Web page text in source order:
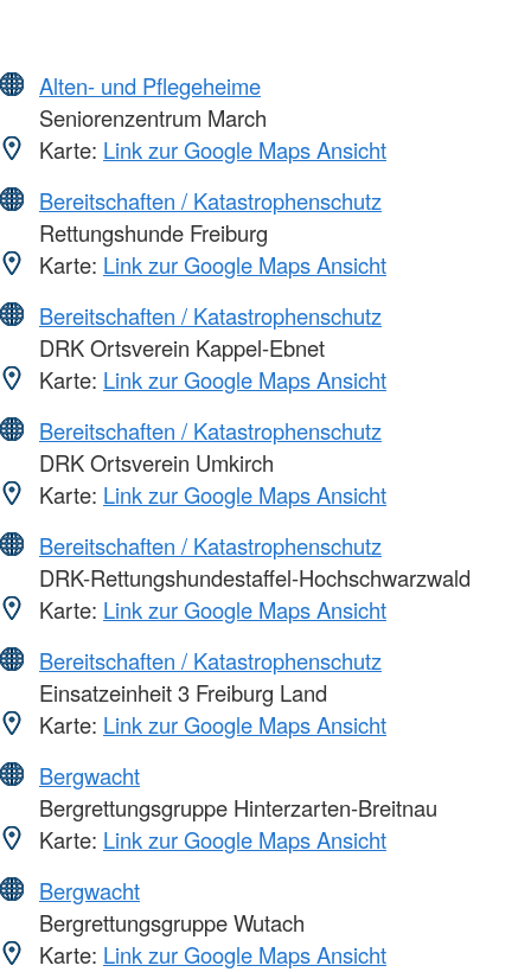
Alten- und Pflegeheime
Seniorenzentrum March
Karte: Link zur Google Maps Ansicht
Bereitschaften / Katastrophenschutz
Rettungshunde Freiburg
Karte: Link zur Google Maps Ansicht
Bereitschaften / Katastrophenschutz
DRK Ortsverein Kappel-Ebnet
Karte: Link zur Google Maps Ansicht
Bereitschaften / Katastrophenschutz
DRK Ortsverein Umkirch
Karte: Link zur Google Maps Ansicht
Bereitschaften / Katastrophenschutz
DRK-Rettungshundestaffel-Hochschwarzwald
Karte: Link zur Google Maps Ansicht
Bereitschaften / Katastrophenschutz
Einsatzeinheit 3 Freiburg Land
Karte: Link zur Google Maps Ansicht
Bergwacht
Bergrettungsgruppe Hinterzarten-Breitnau
Karte: Link zur Google Maps Ansicht
Bergwacht
Bergrettungsgruppe Wutach
Karte: Link zur Google Maps Ansicht